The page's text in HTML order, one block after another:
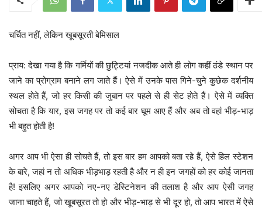
चर्चित नहीं, लेकिन खूबसूरती बेमिसाल
प्राय: देखा गया है कि गर्मियों की छुट्टियां नजदीक आते ही लोग कहीं ठंडे स्थान पर
जाने का प्रोग्राम बनाने लग जाते हैं। ऐसे में उनके पास गिने-चुने कुछेक दर्शनीय
स्थल होते हैं, जो हर किसी की जुबान पर पहले से ही सेट होते हैं। ऐसे में व्यक्ति
सोचता है कि यार, इस जगह पर तो कई बार घूम आए हैं और अब तो वहां भीड़-भाड़
भी बहुत होती है!
अगर आप भी ऐसा ही सोचते हैं, तो इस बार हम आपको बता रहे हैं, ऐसे हिल स्टेशन
के बारे, जहां न तो अधिक भीड़भाड़ रहती है और न ही इन जगहों को हर कोई जानता
है! इसलिए अगर आपको नए-नए डेस्टिनेशन की तलाश है और आप ऐसी जगह
जाना चाहते हैं, जो खूबसूरत तो हो और भीड़-भाड़ से भी दूर हो, तो आप भारत में ऐसे